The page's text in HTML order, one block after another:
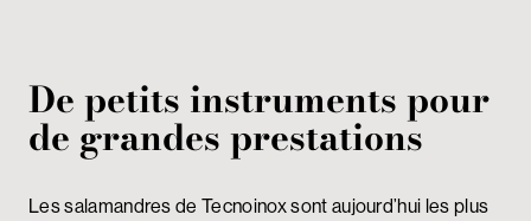
De petits instruments pour
de grandes prestations
Les salamandres de Tecnoinox sont aujourd’hui les plus